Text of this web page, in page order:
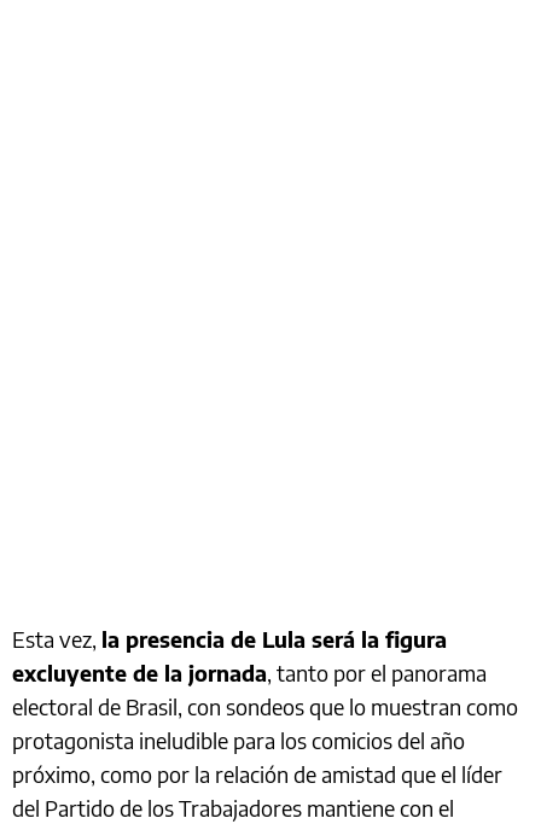
Esta vez, la presencia de Lula será la figura
excluyente de la jornada, tanto por el panorama
electoral de Brasil, con sondeos que lo muestran como
protagonista ineludible para los comicios del año
próximo, como por la relación de amistad que el líder
del Partido de los Trabajadores mantiene con el